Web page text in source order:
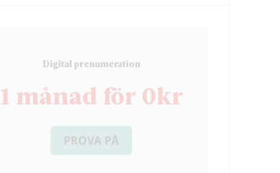
Digital prenumeration
1 månad för 0kr
PROVA PÅ